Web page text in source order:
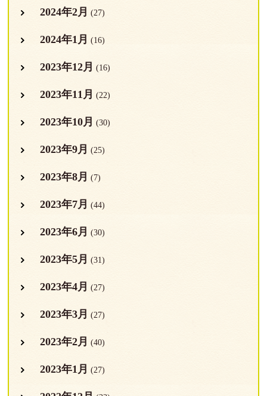
2024年2月 (27)
2024年1月 (16)
2023年12月 (16)
2023年11月 (22)
2023年10月 (30)
2023年9月 (25)
2023年8月 (7)
2023年7月 (44)
2023年6月 (30)
2023年5月 (31)
2023年4月 (27)
2023年3月 (27)
2023年2月 (40)
2023年1月 (27)